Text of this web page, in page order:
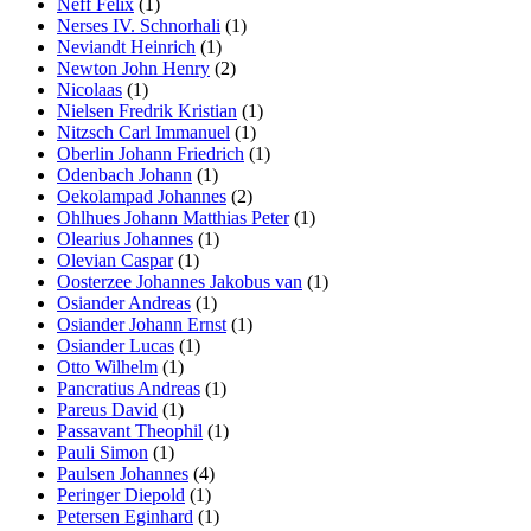
Neff Felix (1)
Nerses IV. Schnorhali (1)
Neviandt Heinrich (1)
Newton John Henry (2)
Nicolaas (1)
Nielsen Fredrik Kristian (1)
Nitzsch Carl Immanuel (1)
Oberlin Johann Friedrich (1)
Odenbach Johann (1)
Oekolampad Johannes (2)
Ohlhues Johann Matthias Peter(1)
Olearius Johannes (1)
Olevian Caspar(1)
Oosterzee Johannes Jakobus van (1)
Osiander Andreas (1)
Osiander Johann Ernst(1)
Osiander Lucas (1)
Otto Wilhelm (1)
Pancratius Andreas (1)
Pareus David (1)
Passavant Theophil (1)
Pauli Simon (1)
Paulsen Johannes (4)
Peringer Diepold (1)
Petersen Eginhard (1)